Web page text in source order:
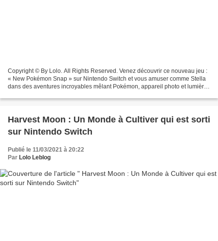
Copyright © By Lolo. All Rights Reserved. Venez découvrir ce nouveau jeu :
« New Pokémon Snap » sur Nintendo Switch et vous amuser comme Stella
dans des aventures incroyables mêlant Pokémon, appareil photo et lumière
Harvest Moon : Un Monde à Cultiver qui est sorti
sur Nintendo Switch
Publié le 11/03/2021 à 20:22
Par Lolo Leblog